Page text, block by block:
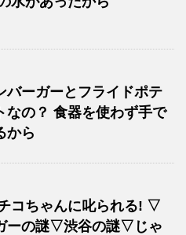
バーガーとフライドポテ
なの？ 食器を使わず手で
から
コちゃんに叱られる! ▽
ーの謎▽渋谷の謎▽じゃ